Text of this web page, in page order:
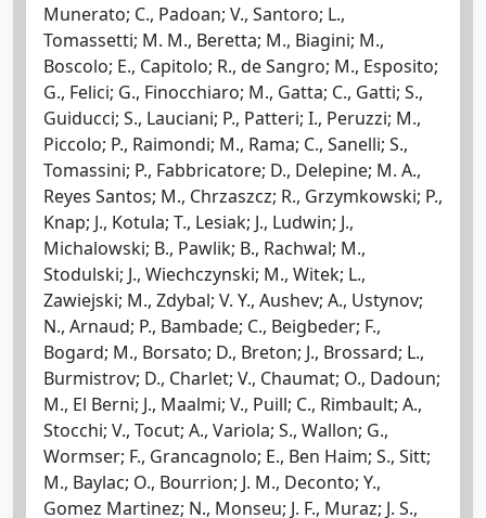
Munerato; C., Padoan; V., Santoro; L.,
Tomassetti; M. M., Beretta; M., Biagini; M.,
Boscolo; E., Capitolo; R., de Sangro; M., Esposito;
G., Felici; G., Finocchiaro; M., Gatta; C., Gatti; S.,
Guiducci; S., Lauciani; P., Patteri; I., Peruzzi; M.,
Piccolo; P., Raimondi; M., Rama; C., Sanelli; S.,
Tomassini; P., Fabbricatore; D., Delepine; M. A.,
Reyes Santos; M., Chrzaszcz; R., Grzymkowski; P.,
Knap; J., Kotula; T., Lesiak; J., Ludwin; J.,
Michalowski; B., Pawlik; B., Rachwal; M.,
Stodulski; J., Wiechczynski; M., Witek; L.,
Zawiejski; M., Zdybal; V. Y., Aushev; A., Ustynov;
N., Arnaud; P., Bambade; C., Beigbeder; F.,
Bogard; M., Borsato; D., Breton; J., Brossard; L.,
Burmistrov; D., Charlet; V., Chaumat; O., Dadoun;
M., El Berni; J., Maalmi; V., Puill; C., Rimbault; A.,
Stocchi; V., Tocut; A., Variola; S., Wallon; G.,
Wormser; F., Grancagnolo; E., Ben Haim; S., Sitt;
M., Baylac; O., Bourrion; J. M., Deconto; Y.,
Gomez Martinez; N., Monseu; J. F., Muraz; J. S.,